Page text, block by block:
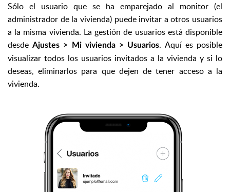
Sólo el usuario que se ha emparejado al monitor (el
administrador de la vivienda) puede invitar a otros usuarios
a la misma vivienda. La gestión de usuarios está disponible
desdeAjustes > Mi vivienda > Usuarios. Aquí es posible
visualizar todos los usuarios invitados a la vivienda y si lo
deseas, eliminarlos para que dejen de tener acceso a la
vivienda.